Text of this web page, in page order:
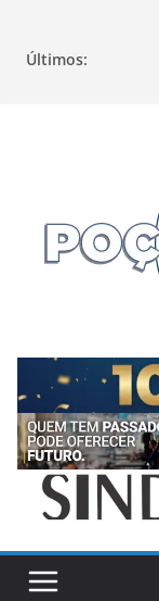
Últimos: